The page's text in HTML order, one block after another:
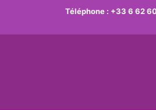
contenu
Téléphone : +33 6 62